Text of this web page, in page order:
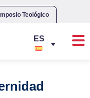
Teológico